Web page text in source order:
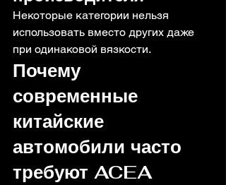
Некоторые категории нельзя
использовать вместо других даже
при одинаковой вязкости.
Почему
современные
китайские
автомобили часто
требуют ACEA